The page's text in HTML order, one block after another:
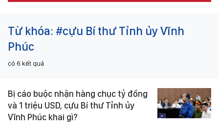
Từ khóa: #cựu Bí thư Tỉnh ủy Vĩnh
Phúc
có 6 kết quả
Bị cáo buộc nhận hàng chục tỷ đồng
và 1 triệu USD, cựu Bí thư Tỉnh ủy
Vĩnh Phúc khai gì?